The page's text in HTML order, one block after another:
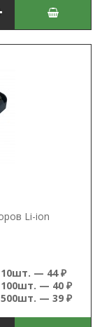
Li-ion
— 44 ₽
— 40 ₽
— 39 ₽